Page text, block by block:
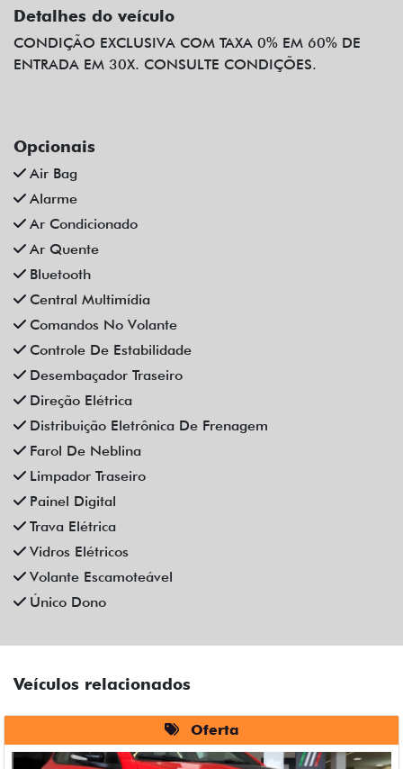
Detalhes do veículo
CONDIÇÃO EXCLUSIVA COM TAXA 0% EM 60% DE
ENTRADA EM 30X. CONSULTE CONDIÇÕES.
Opcionais
Air Bag
Alarme
Ar Condicionado
Ar Quente
Bluetooth
Central Multimídia
Comandos No Volante
Controle De Estabilidade
Desembaçador Traseiro
Direção Elétrica
Distribuição Eletrônica De Frenagem
Farol De Neblina
Limpador Traseiro
Painel Digital
Trava Elétrica
Vidros Elétricos
Volante Escamoteável
Único Dono
Veículos relacionados
Oferta